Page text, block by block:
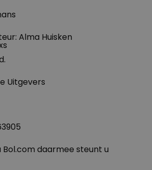
Alma Huisken
Uitgevers
Bol.com daarmee steunt u